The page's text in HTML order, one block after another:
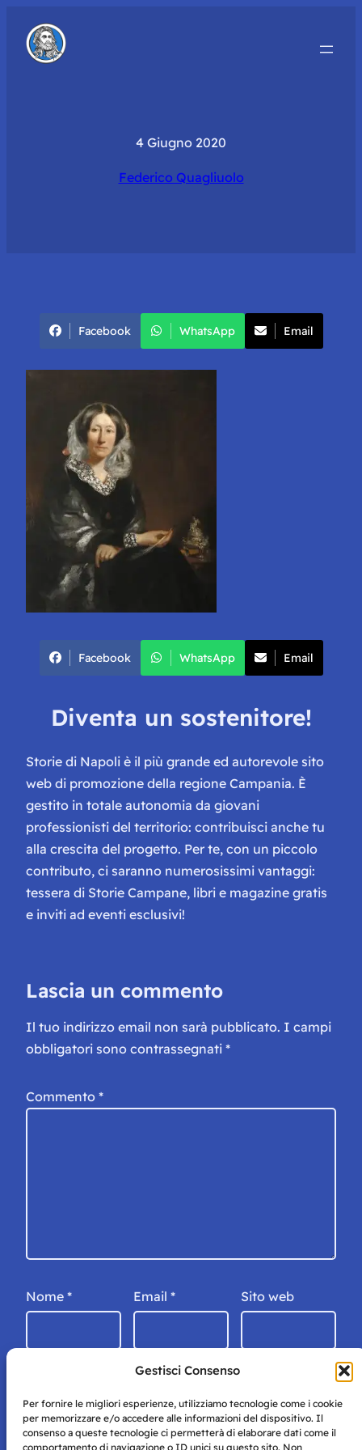
Gestisci Consenso
Per fornire le migliori esperienze, utilizziamo tecnologie come i cookie
per memorizzare e/o accedere alle informazioni del dispositivo. Il
consenso a queste tecnologie ci permetterà di elaborare dati come il
comportamento di navigazione o ID unici su questo sito. Non
4 Giugno 2020
Federico Quagliuolo
Facebook WhatsApp Email
Facebook WhatsApp Email
Diventa un sostenitore!
Storie di Napoli è il più grande ed autorevole sito
web di promozione della regione Campania. È
gestito in totale autonomia da giovani
professionisti del territorio: contribuisci anche tu
alla crescita del progetto. Per te, con un piccolo
contributo, ci saranno numerosissimi vantaggi:
tessera di Storie Campane, libri e magazine gratis
e inviti ad eventi esclusivi!
Lascia un commento
Il tuo indirizzo email non sarà pubblicato. I campi
obbligatori sono contrassegnati *
Commento *
Nome * Email * Sito web